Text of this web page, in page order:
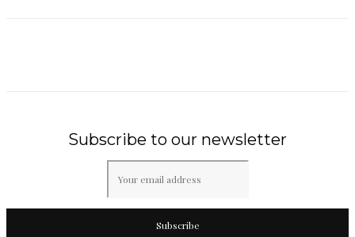
Subscribe to our newsletter
Subscribe